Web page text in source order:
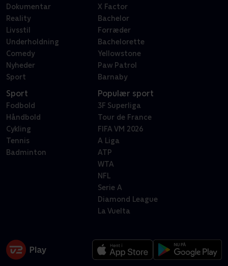
Dokumentar
Reality
Livsstil
Underholdning
Comedy
Nyheder
Sport
X Factor
Bachelor
Forræder
Bachelorette
Yellowstone
Paw Patrol
Barnaby
Sport
Fodbold
Håndbold
Cykling
Tennis
Badminton
Populær sport
3F Superliga
Tour de France
FIFA VM 2026
A Liga
ATP
WTA
NFL
Serie A
Diamond League
La Vuelta